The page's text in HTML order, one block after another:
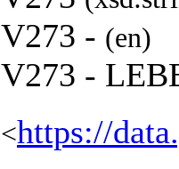
V273 - (en)
V273 -
<https://